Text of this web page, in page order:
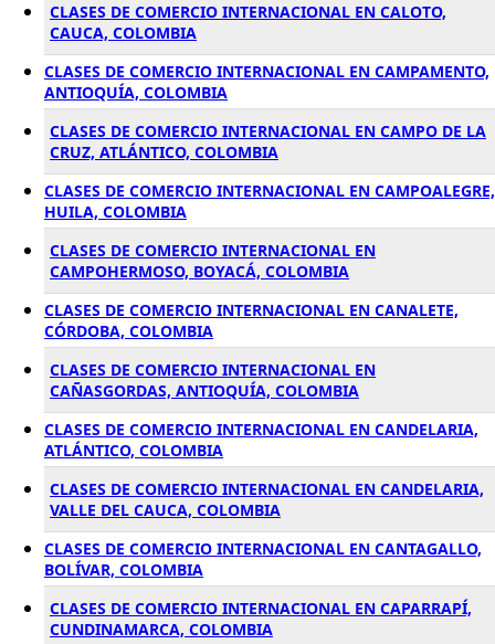
CLASES DE COMERCIO INTERNACIONAL EN CALOTO,
CAUCA, COLOMBIA
CLASES DE COMERCIO INTERNACIONAL EN CAMPAMENTO,
ANTIOQUÍA, COLOMBIA
CLASES DE COMERCIO INTERNACIONAL EN CAMPO DE LA
CRUZ, ATLÁNTICO, COLOMBIA
CLASES DE COMERCIO INTERNACIONAL EN CAMPOALEGRE,
HUILA, COLOMBIA
CLASES DE COMERCIO INTERNACIONAL EN
CAMPOHERMOSO, BOYACÁ, COLOMBIA
CLASES DE COMERCIO INTERNACIONAL EN CANALETE,
CÓRDOBA, COLOMBIA
CLASES DE COMERCIO INTERNACIONAL EN
CAÑASGORDAS, ANTIOQUÍA, COLOMBIA
CLASES DE COMERCIO INTERNACIONAL EN CANDELARIA,
ATLÁNTICO, COLOMBIA
CLASES DE COMERCIO INTERNACIONAL EN CANDELARIA,
VALLE DEL CAUCA, COLOMBIA
CLASES DE COMERCIO INTERNACIONAL EN CANTAGALLO,
BOLÍVAR, COLOMBIA
CLASES DE COMERCIO INTERNACIONAL EN CAPARRAPÍ,
CUNDINAMARCA, COLOMBIA